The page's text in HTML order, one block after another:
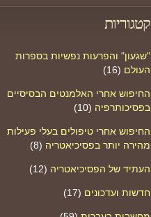
קטגוריות
"שגעון" והפרעות נפשיות בספרות
העולם (16)
החיפוש אחרי האלמנטים הבסיסיים
בפסיכותרפיה (10)
החיפוש אחרי טיפולים בעלי פעילות
מהירה יותר בפסיכיאטריה (8)
העתיד של הפסיכיאטריה (12)
חדשות ועדכונים (17)